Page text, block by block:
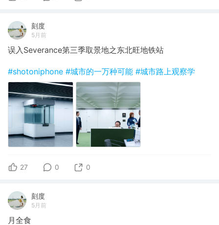
刻度
5月前
误入Severance第三季取景地之东北旺地铁站
#shotoniphone #城市的一万种可能 #城市路上观察学
27 0 0
刻度
5月前
月全食